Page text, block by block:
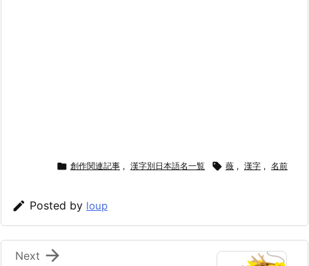
 創作関連記事 , 漢字別日本語名一覧  薇 , 漢字 , 名前
 Posted by loup

Next